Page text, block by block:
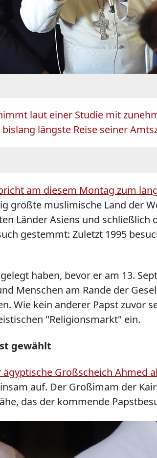
laut einer Studie mit
längste Reise seiner
am diesem Montag zum
größte muslimische Land der
Länder Asiens und
gestemmt: Zuletzt 1995
haben, bevor er am 13.
Menschen am Rande der
Wie kein anderer Papst zuvor
"Religionsmarkt" ein.
gewählt
Großscheich Ahmed
auf. Der Großimam der
das der kommende